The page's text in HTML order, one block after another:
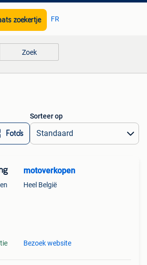
zoekertje FR
Zoek
Foto’s
Sorteer op
motoverkopen
Heel België
Bezoek website